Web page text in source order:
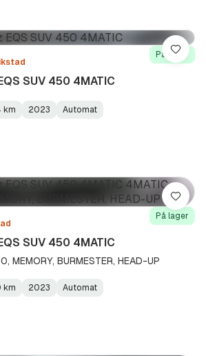
På lager
SUV 450 4MATIC
km 2023
Automat
Lagre
På lager
SUV 450 4MATIC
MEMORY, BURMESTER, HEAD-UP
km 2023
Automat
Lagre